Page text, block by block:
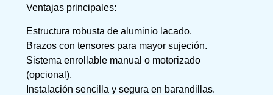
Ventajas principales:
Estructura robusta de aluminio lacado.
Brazos con tensores para mayor sujeción.
Sistema enrollable manual o motorizado
(opcional).
Instalación sencilla y segura en barandillas.